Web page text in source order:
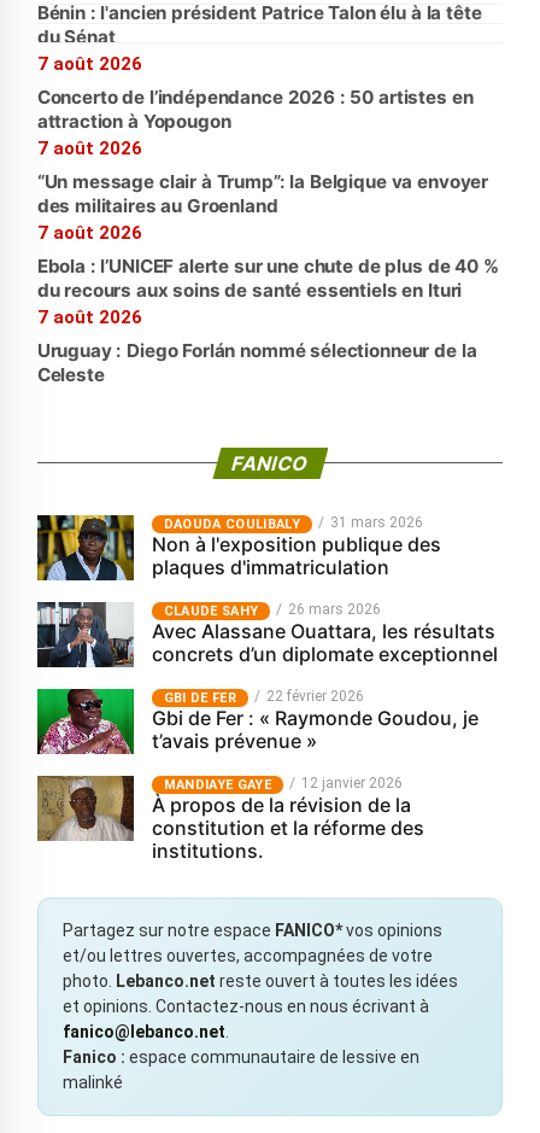
Bénin : l'ancien président Patrice Talon élu à la tête
du Sénat
7 août 2026
Concerto de l’indépendance 2026 : 50 artistes en
attraction à Yopougon
7 août 2026
“Un message clair à Trump”: la Belgique va envoyer
des militaires au Groenland
7 août 2026
Ebola : l’UNICEF alerte sur une chute de plus de 40 %
du recours aux soins de santé essentiels en Ituri
7 août 2026
Uruguay : Diego Forlán nommé sélectionneur de la
Celeste
FANICO
‎DAOUDA COULIBALY 31 mars 2026
Non à l'exposition publique des
plaques d'immatriculation
CLAUDE SAHY 26 mars 2026
Avec Alassane Ouattara, les résultats
concrets d’un diplomate exceptionnel
GBI DE FER 22 février 2026
Gbi de Fer : « Raymonde Goudou, je
t’avais prévenue »
MANDIAYE GAYE 12 janvier 2026
À propos de la révision de la
constitution et la réforme des
institutions.
Partagez sur notre espace FANICO*vos opinions
et/ou lettres ouvertes, accompagnées de votre
photo.
Lebanco.net reste ouvert à toutes les idées
et opinions. Contactez-nous en nous écrivant à
fanico@lebanco.net
Fanico : espace communautaire de lessive en
malinké